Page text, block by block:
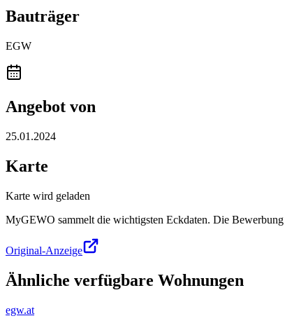
Bauträger
EGW
Angebot von
25.01.2024
Karte
Karte wird geladen
MyGEWO sammelt die wichtigsten Eckdaten. Die
Original-Anzeige
Ähnliche verfügbare Wohnungen
egw.at